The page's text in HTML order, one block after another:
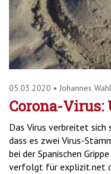
05.03.2020 • Johannes Wahl
Corona-Virus:
Das Virus verbreitet
dass es zwei Virus-
bei der Spanischen
verfolgt für explizit.net